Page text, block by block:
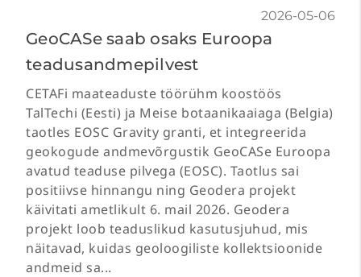
2026-05-06
GeoCASe saab osaks Euroopa
teadusandmepilvest
CETAFi maateaduste töörühm koostöös
TalTechi (Eesti) ja Meise botaanikaaiaga (Belgia)
taotles EOSC Gravity granti, et integreerida
geokogude andmevõrgustik GeoCASe Euroopa
avatud teaduse pilvega (EOSC). Taotlus sai
positiivse hinnangu ning Geodera projekt
käivitati ametlikult 6. mail 2026. Geodera
projekt loob teaduslikud kasutusjuhud, mis
näitavad, kuidas geoloogiliste kollektsioonide
andmeid sa...